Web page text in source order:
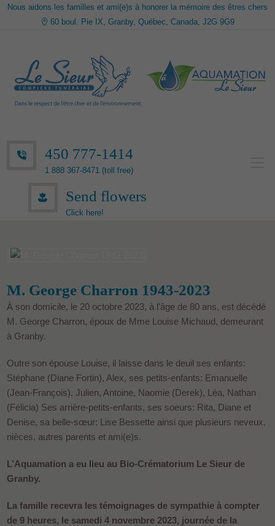
Nous aidons les familles et ami(e)s à honorer la mémoire des êtres chers
60 boul. Pie IX, Granby, Québec, Canada, J2G 9G9
450 777-1414
1 888 367-8471 (toll free)
Send flowers
Click here!
M. George Charron 1943-2023
À son domicile, le 20 octobre 2023, à l’âge de 80 ans, est décédé
M. George Charron, époux de Mme Louise Michaud, demeurant
à Granby.
Outre son épouse Louise, il laisse dans le deuil ses enfants:
Stéphane (Diane Fortin), Alex, ses petits-enfants: Emanuelle
(Jean-François), Julien, Antoine, Naomie (Derek), Léa, Nathan
(Félicia) Ses arrière-petits-enfants, ses soeurs: Rita, Diane et
Denise, sa belle-sœur: Lise Bessette ainsi que plusieurs neveux,
nièces, autres parents et ami(e)s.
L’Aquamation a eu lieu au Bio-Crématorium Le Sieur de
Granby.
La famille recevra les témoignages de sympathie à compter
de 9 heures, le samedi 4 novembre 2023, journée de la